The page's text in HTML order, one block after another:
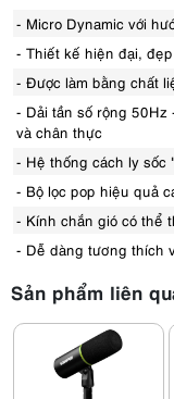
- Micro Dynamic với
- Thiết kế hiện đại,
- Được làm bằng chất
- Dải tần số rộng 50Hz
và chân thực
- Hệ thống cách ly sốc
- Bộ lọc pop hiệu quả
- Kính chắn gió có thể
- Dễ dàng tương thích
Sản phẩm liên